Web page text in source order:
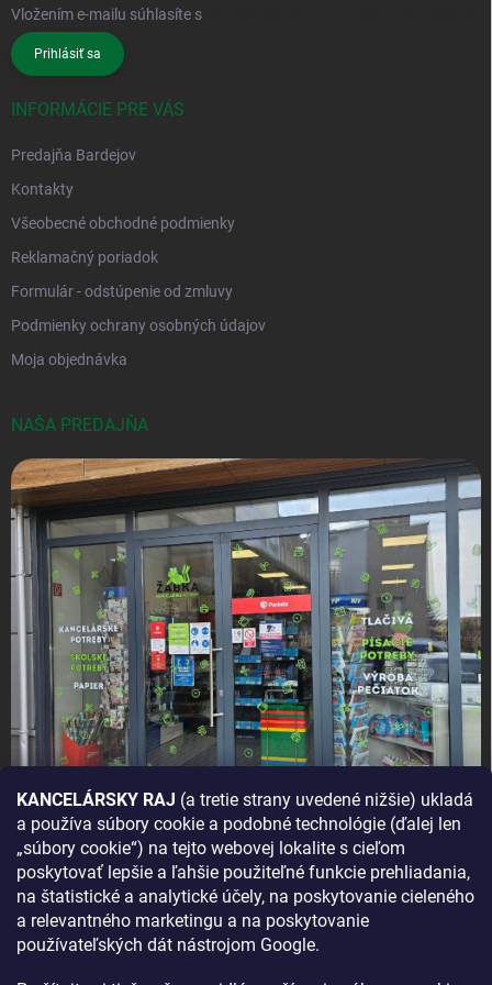
KANCELÁRSKY RAJ (a tretie strany uvedené nižšie) ukladá
a používa súbory cookie a podobné technológie (ďalej len
„súbory cookie“) na tejto webovej lokalite s cieľom
poskytovať lepšie a ľahšie použiteľné funkcie prehliadania,
na štatistické a analytické účely, na poskytovanie cieleného
a relevantného marketingu a na poskytovanie
používateľských dát nástrojom Google.
Vložením e-mailu súhlasíte s
Prihlásiť sa
INFORMÁCIE PRE VÁS
Predajňa Bardejov
Kontakty
Všeobecné obchodné podmienky
Reklamačný poriadok
Formulár - odstúpenie od zmluvy
Podmienky ochrany osobných údajov
Moja objednávka
NAŠA PREDAJŇA
AKO SA K NÁM DOSTANETE?